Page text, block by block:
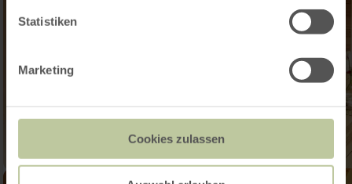
Statistiken
Marketing
Cookies zulassen